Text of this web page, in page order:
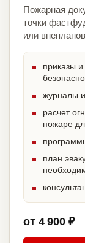
Пожарная
точки
или
приказы
журналы
расчет
пожаре
план
от 4 900 ₽